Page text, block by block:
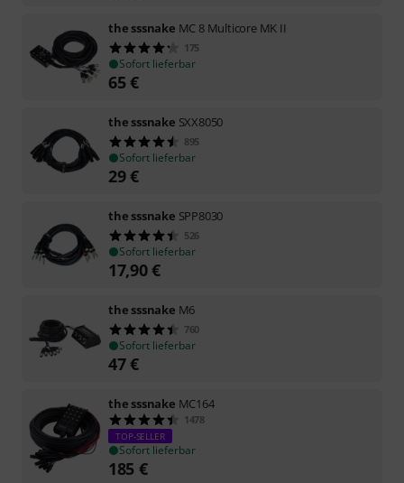
the sssnake MC 8 Multicore MK II
175
Sofort lieferbar
65€
the sssnake SXX8050
895
Sofort lieferbar
29€
the sssnake SPP8030
526
Sofort lieferbar
17,90€
the sssnake M6
760
Sofort lieferbar
47€
the sssnake MC164
1478
TOP-SELLER
Sofort lieferbar
185 €